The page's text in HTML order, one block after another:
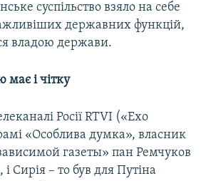
суспільство взяло на себе
державних функцій,
владою держави.
має і чітку
Росії RTVI («Ехо
«Особлива думка», власник
газеты» пан Ремчуков
Сирія – то був для Путіна